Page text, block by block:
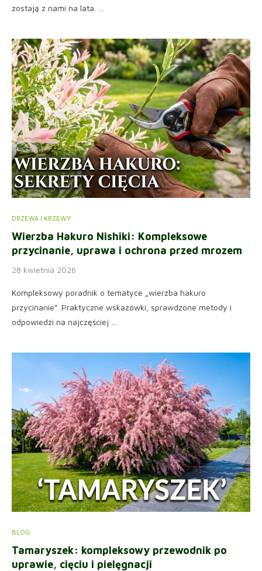
zostają z nami na lata. …
DRZEWA I KRZEWY
Wierzba Hakuro Nishiki: Kompleksowe
przycinanie, uprawa i ochrona przed mrozem
28 kwietnia 2026
Kompleksowy poradnik o tematyce „wierzba hakuro
przycinanie”. Praktyczne wskazówki, sprawdzone metody i
odpowiedzi na najczęściej …
BLOG
Tamaryszek: kompleksowy przewodnik po
uprawie, cięciu i pielęgnacji